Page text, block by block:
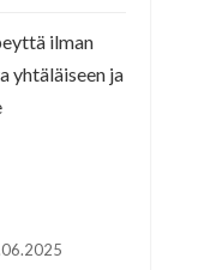
ilman
yhtäläiseen ja